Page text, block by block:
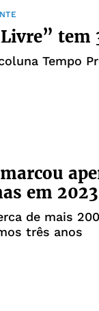
Tempo
em
de mais
três anos